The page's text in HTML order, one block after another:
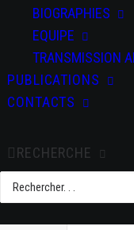
BIOGRAPHIES
EQUIPE
TRANSMISSION
PUBLICATIONS
CONTACTS
RECHERCHE